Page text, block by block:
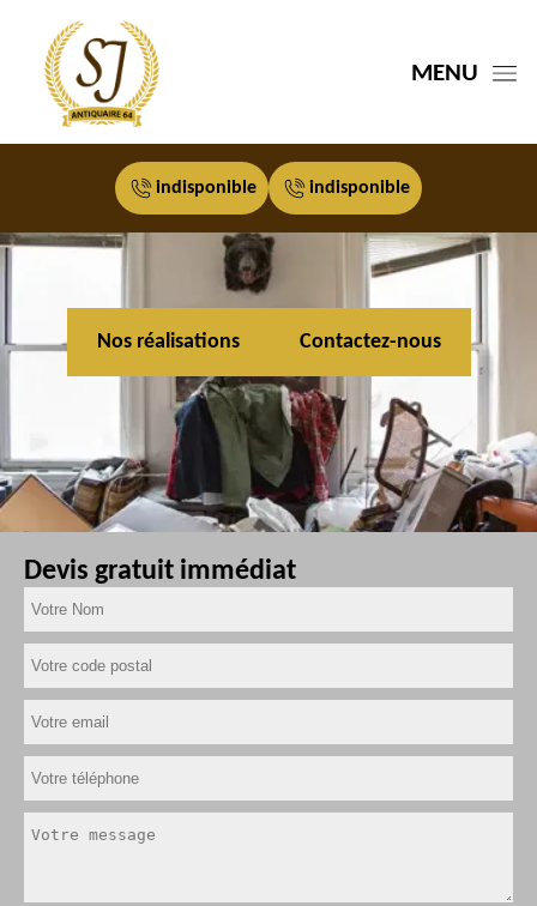
MENU
indisponible indisponible
Nos réalisations Contactez-nous
Devis gratuit immédiat